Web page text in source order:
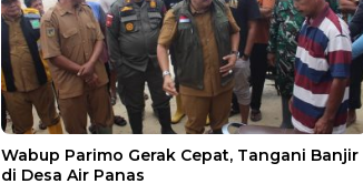
Wabup Parimo Gerak Cepat, Tangani Banjir
di Desa Air Panas